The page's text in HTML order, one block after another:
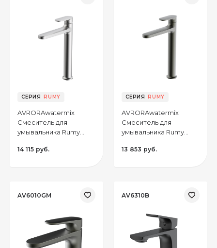
CЕРИЯ RUMY
AVRORAwatermix
Смеситель для
умывальника Rumy
высокий, цвет
14 115 руб.
CЕРИЯ RUMY
AVRORAwatermix
Смеситель для
умывальника Rumy
высокий, цвет
13 853 руб.
AV6010GM AV6310B